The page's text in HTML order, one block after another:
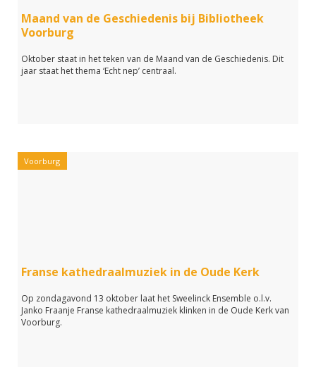
Maand van de Geschiedenis bij Bibliotheek
Voorburg
Oktober staat in het teken van de Maand van de Geschiedenis. Dit
jaar staat het thema ‘Echt nep’ centraal.
Voorburg
Franse kathedraalmuziek in de Oude Kerk
Op zondagavond 13 oktober laat het Sweelinck Ensemble o.l.v.
Janko Fraanje Franse kathedraalmuziek klinken in de Oude Kerk van
Voorburg.